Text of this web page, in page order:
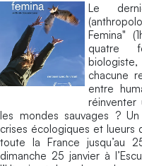
Le
Femina"
quatre
chacune
entre
réinventer
les mondes sauvages ?
crises écologiques et lueurs
toute la France jusqu’au
dimanche 25 janvier à